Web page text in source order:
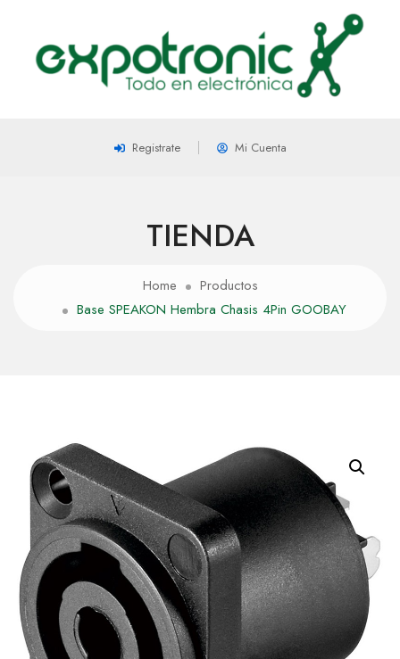
Registrate Mi Cuenta
TIENDA
Home
Productos
Base SPEAKON Hembra Chasis 4Pin GOOBAY